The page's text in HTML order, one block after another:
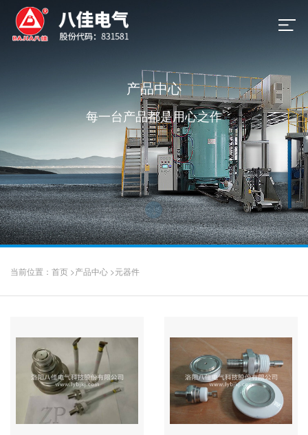
产品中心
每一台产品都是用心之作
当前位置： 首页 >产品中心 >元器件